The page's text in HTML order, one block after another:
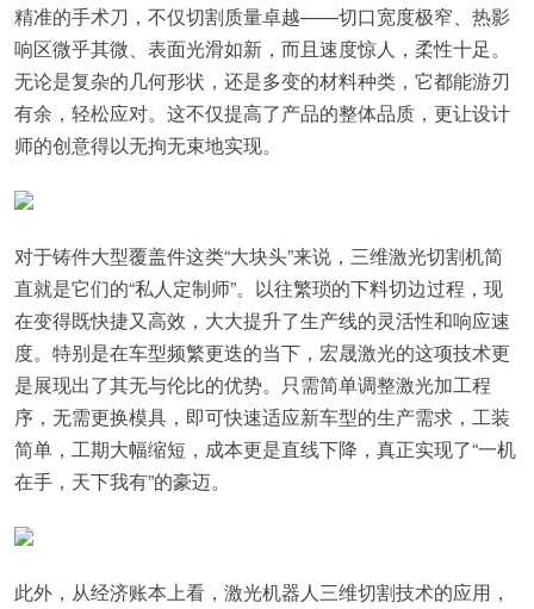
精准的手术刀，不仅切割质量卓越——切口宽度极窄、热影
响区微乎其微、表面光滑如新，而且速度惊人，柔性十足。
无论是复杂的几何形状，还是多变的材料种类，它都能游刃
有余，轻松应对。这不仅提高了产品的整体品质，更让设计
师的创意得以无拘无束地实现。
对于铸件大型覆盖件这类“大块头”来说，三维激光切割机简
直就是它们的“私人定制师”。以往繁琐的下料切边过程，现
在变得既快捷又高效，大大提升了生产线的灵活性和响应速
度。特别是在车型频繁更迭的当下，宏晟激光的这项技术更
是展现出了其无与伦比的优势。只需简单调整激光加工程
序，无需更换模具，即可快速适应新车型的生产需求，工装
简单，工期大幅缩短，成本更是直线下降，真正实现了“一机
在手，天下我有”的豪迈。
此外，从经济账本上看，激光机器人三维切割技术的应用，